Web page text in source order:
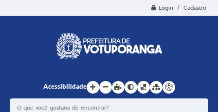
Login / Cadastro
Acessibilidade